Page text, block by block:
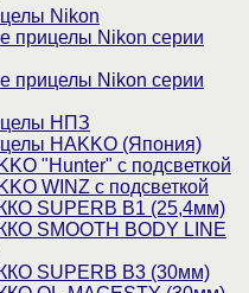
Nikon
прицелы Nikon серии
прицелы Nikon серии
НПЗ
HAKKO (Япония)
"Hunter" с подсветкой
WINZ с подсветкой
SUPERB B1 (25,4мм)
SMOOTH BODY LINE
SUPERB B3 (30мм)